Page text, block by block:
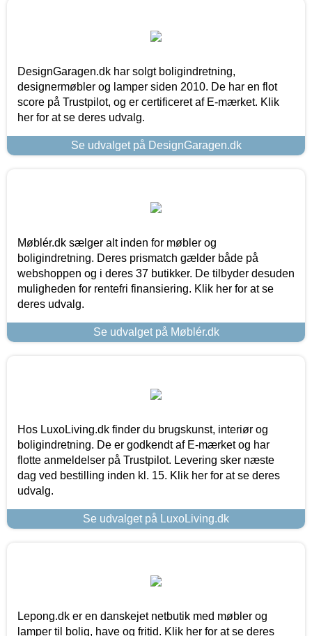
DesignGaragen.dk har solgt boligindretning,
designermøbler og lamper siden 2010. De har en flot
score på Trustpilot, og er certificeret af E-mærket. Klik
her for at se deres udvalg.
Se udvalget på DesignGaragen.dk
Møblér.dk sælger alt inden for møbler og
boligindretning. Deres prismatch gælder både på
webshoppen og i deres 37 butikker. De tilbyder desuden
muligheden for rentefri finansiering. Klik her for at se
deres udvalg.
Se udvalget på Møblér.dk
Hos LuxoLiving.dk finder du brugskunst, interiør og
boligindretning. De er godkendt af E-mærket og har
flotte anmeldelser på Trustpilot. Levering sker næste
dag ved bestilling inden kl. 15. Klik her for at se deres
udvalg.
Se udvalget på LuxoLiving.dk
Lepong.dk er en danskejet netbutik med møbler og
lamper til bolig, have og fritid. Klik her for at se deres